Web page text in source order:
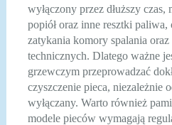
wyłączony przez dłuższy
popiół oraz inne resztki
zatykania komory spalania
technicznych. Dlatego ważne
grzewczym przeprowadzać
czyszczenie pieca, niezależnie
wyłączany. Warto również
modele pieców wymagają